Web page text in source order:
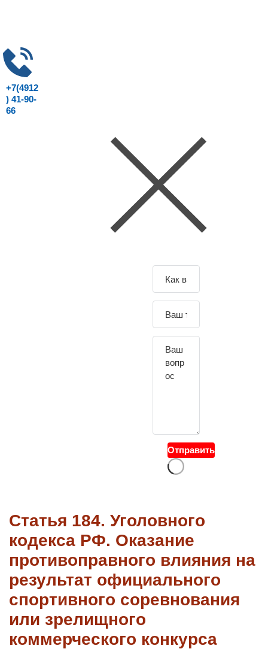
+7(4912
) 41-90-
66
Отправить
Статья 184. Уголовного
кодекса РФ. Оказание
противоправного влияния на
результат официального
спортивного соревнования
или зрелищного
коммерческого конкурса